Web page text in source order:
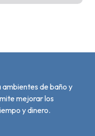
de baño y
mejorar los
y dinero.